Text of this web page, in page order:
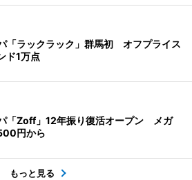
「ラックラック」群馬初 オフプライス
ド1万点
「Zoff」12年振り復活オープン メガ
円から
もっと見る